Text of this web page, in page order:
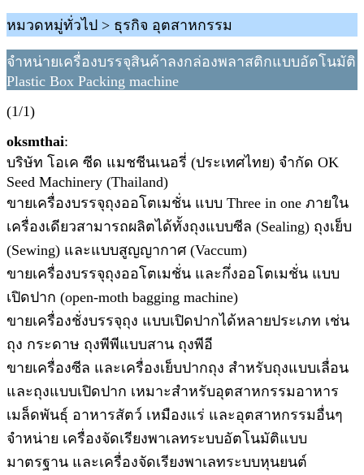
หมวดหมู่ทั่วไป > ธุรกิจ อุตสาหกรรม
จำหน่ายเครื่องบรรจุสินค้าลงกล่องพลาสติกแบบอัตโนมัติ
Plastic Box Packing machine
(1/1)
oksmthai:
บริษัท โอเค ซีด แมชชีนเนอรี่ (ประเทศไทย) จำกัด OK
Seed Machinery (Thailand)
ขายเครื่องบรรจุถุงออโตเมชั่น แบบ Three in one ภายใน
เครื่องเดียวสามารถผลิตได้ทั้งถุงแบบซีล (Sealing) ถุงเย็บ
(Sewing) และแบบสูญญากาศ (Vaccum)
ขายเครื่องบรรจุถุงออโตเมชั่น และกึ่งออโตเมชั่น แบบ
เปิดปาก (open-moth bagging machine)
ขายเครื่องชั่งบรรจุถุง แบบเปิดปากได้หลายประเภท เช่น
ถุง กระดาษ ถุงพีพีแบบสาน ถุงพีอี
ขายเครื่องซีล และเครื่องเย็บปากถุง สำหรับถุงแบบเลื่อน
และถุงแบบเปิดปาก เหมาะสำหรับอุตสาหกรรมอาหาร
เมล็ดพันธุ์ อาหารสัตว์ เหมืองแร่ และอุตสาหกรรมอื่นๆ
จำหน่าย เครื่องจัดเรียงพาเลทระบบอัตโนมัติแบบ
มาตรฐาน และเครื่องจัดเรียงพาเลทระบบหุนยนต์